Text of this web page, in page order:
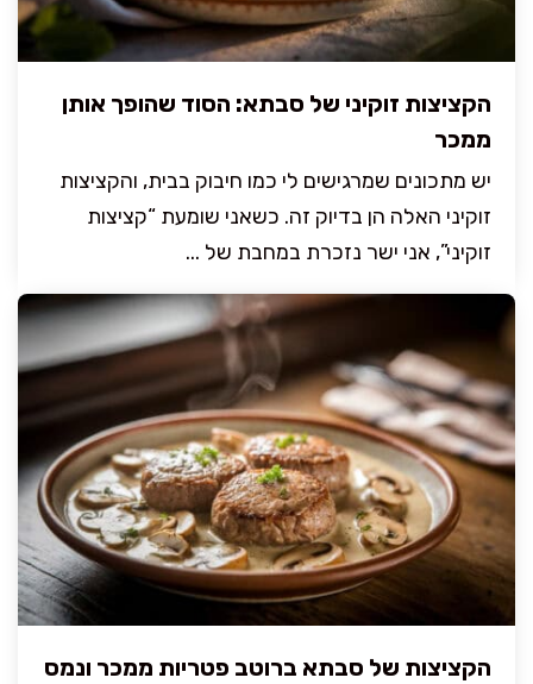
הקציצות זוקיני של סבתא: הסוד שהופך אותן
ממכר
יש מתכונים שמרגישים לי כמו חיבוק בבית, והקציצות
זוקיני האלה הן בדיוק זה. כשאני שומעת “קציצות
זוקיני”, אני ישר נזכרת במחבת של ...
הקציצות של סבתא ברוטב פטריות ממכר ונמס